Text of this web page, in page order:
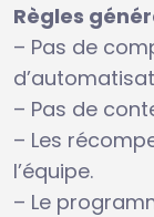
Règles
– Pas de
– Pas de
– Les
l’équipe.
– Le